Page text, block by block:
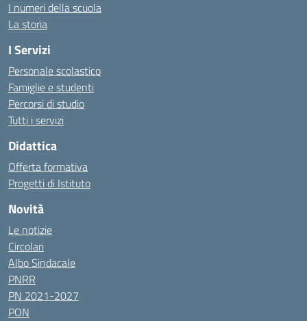
I numeri della scuola
La storia
I Servizi
Personale scolastico
Famiglie e studenti
Percorsi di studio
Tutti i servizi
Didattica
Offerta formativa
Progetti di Istituto
Novità
Le notizie
Circolari
Albo Sindacale
PNRR
PN 2021-2027
PON